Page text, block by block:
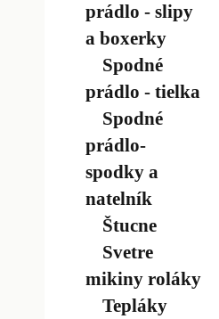
prádlo - slipy
a boxerky
Spodné
prádlo - tielka
Spodné
prádlo-
spodky a
natelník
Štucne
Svetre
mikiny roláky
Tepláky